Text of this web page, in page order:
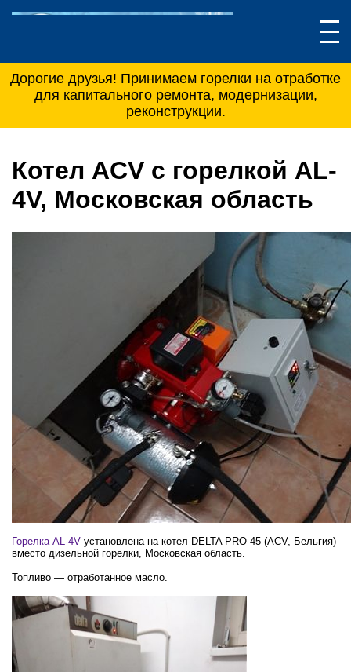
Дорогие друзья! Принимаем горелки на отработке
для капитального ремонта, модернизации,
реконструкции.
Котел ACV с горелкой AL-
4V, Московская область
Горелка AL-4V установлена на котел DELTA PRO 45 (ACV, Бельгия)
вместо дизельной горелки, Московская область.
Топливо — отработанное масло.